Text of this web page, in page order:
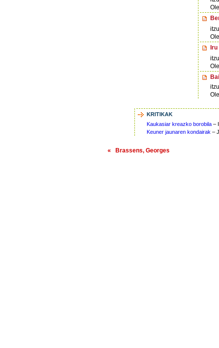
KRITIKAK
Kaukasiar kreazko borobila –
Keuner jaunaren kondairak –
« Brassens, Georges